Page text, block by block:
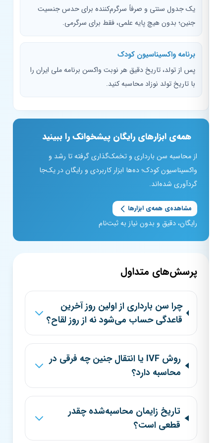
یک جدول سنتی و صرفاً سرگرم‌کننده برای حدس جنسیت
جنین؛ بدون هیچ پایه علمی، فقط برای سرگرمی.
برنامه واکسیناسیون کودک
پس از تولد، تاریخ دقیق هر نوبت واکسن برنامه ملی ایران را
با تاریخ تولد نوزاد محاسبه کنید.
همه‌ی ابزارهای رایگان پیشخوانک را ببینید
از محاسبه سن بارداری و تخمک‌گذاری گرفته تا رشد و
واکسیناسیون کودک؛ ده‌ها ابزار کاربردی و رایگان در یک‌جا
گردآوری شده‌اند.
مشاهده‌ی همه‌ی ابزارها
رایگان، دقیق و بدون نیاز به ثبت‌نام
پرسش‌های متداول
چرا سن بارداری از اولین روز آخرین
قاعدگی حساب می‌شود نه از روز لقاح؟
روش IVF یا انتقال جنین چه فرقی در
محاسبه دارد؟
تاریخ زایمان محاسبه‌شده چقدر
قطعی است؟